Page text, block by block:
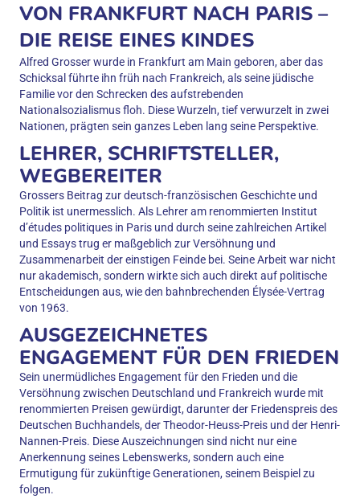
VON FRANKFURT NACH PARIS –
DIE REISE EINES KINDES
Alfred Grosser wurde in Frankfurt am Main geboren, aber das
Schicksal führte ihn früh nach Frankreich, als seine jüdische
Familie vor den Schrecken des aufstrebenden
Nationalsozialismus floh. Diese Wurzeln, tief verwurzelt in zwei
Nationen, prägten sein ganzes Leben lang seine Perspektive.
LEHRER, SCHRIFTSTELLER,
WEGBEREITER
Grossers Beitrag zur deutsch-französischen Geschichte und
Politik ist unermesslich. Als Lehrer am renommierten Institut
d’études politiques in Paris und durch seine zahlreichen Artikel
und Essays trug er maßgeblich zur Versöhnung und
Zusammenarbeit der einstigen Feinde bei. Seine Arbeit war nicht
nur akademisch, sondern wirkte sich auch direkt auf politische
Entscheidungen aus, wie den bahnbrechenden Élysée-Vertrag
von 1963.
AUSGEZEICHNETES
ENGAGEMENT FÜR DEN FRIEDEN
Sein unermüdliches Engagement für den Frieden und die
Versöhnung zwischen Deutschland und Frankreich wurde mit
renommierten Preisen gewürdigt, darunter der Friedenspreis des
Deutschen Buchhandels, der Theodor-Heuss-Preis und der Henri-
Nannen-Preis. Diese Auszeichnungen sind nicht nur eine
Anerkennung seines Lebenswerks, sondern auch eine
Ermutigung für zukünftige Generationen, seinem Beispiel zu
folgen.